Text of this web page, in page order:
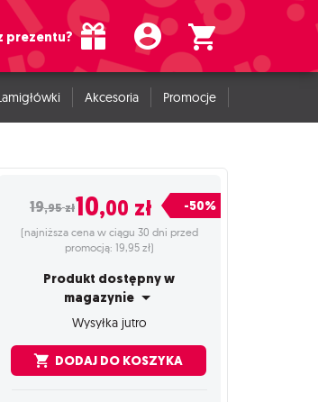
prezentu?
Akcesoria Promocje
19,95zł10,00 zł -50%
(najniższa cena w ciągu 30 dni przed
promocją: 19,95 zł)
Produkt dostępny w
magazynie
Wysyłka jutro
DODAJ DO KOSZYKA